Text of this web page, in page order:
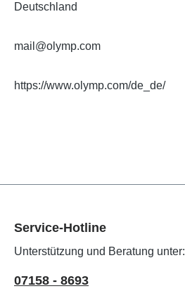
Deutschland
mail@olymp.com
https://www.olymp.com/de_de/
Service-Hotline
Unterstützung und Beratung unter:
07158 - 8693